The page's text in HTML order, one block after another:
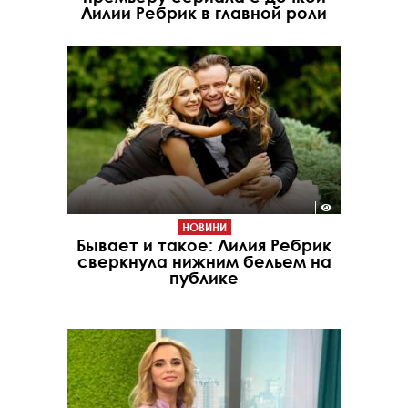
Лилии Ребрик в главной роли
НОВИНИ
Бывает и такое: Лилия Ребрик
сверкнула нижним бельем на
публике